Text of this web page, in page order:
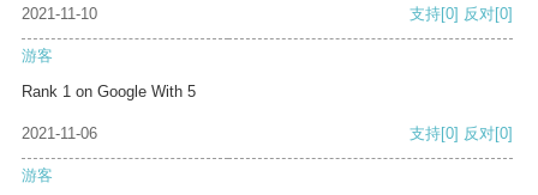
2021-11-10 支持[0] 反对[0]
游客
Rank 1 on Google With 5
2021-11-06 支持[0] 反对[0]
游客